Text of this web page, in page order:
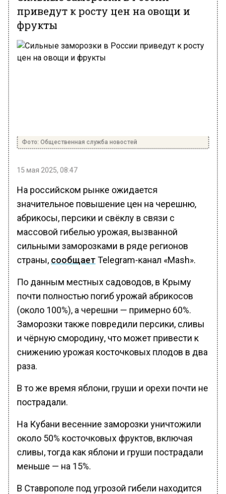
приведут к росту цен на овощи и
фрукты
Фото: Общественная служба новостей
15 мая 2025, 08:47
На российском рынке ожидается
значительное повышение цен на черешню,
абрикосы, персики и свёклу в связи с
массовой гибелью урожая, вызванной
сильными заморозками в ряде регионов
страны, сообщаетTelegram-канал «Mash».
По данным местных садоводов, в Крыму
почти полностью погиб урожай абрикосов
(около 100%), а черешни — примерно 60%.
Заморозки также повредили персики, сливы
и чёрную смородину, что может привести к
снижению урожая косточковых плодов в два
раза.
В то же время яблони, груши и орехи почти не
пострадали.
На Кубани весенние заморозки уничтожили
около 50% косточковых фруктов, включая
сливы, тогда как яблони и груши пострадали
меньше — на 15%.
В Ставрополе под угрозой гибели находится